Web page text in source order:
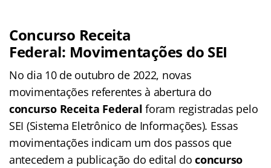
Concurso Receita
Federal: Movimentações do SEI
No dia 10 de outubro de 2022, novas
movimentações referentes à abertura do
concurso Receita Federal foram registradas pelo
SEI (Sistema Eletrônico de Informações). Essas
movimentações indicam um dos passos que
antecedem a publicação do edital doconcurso